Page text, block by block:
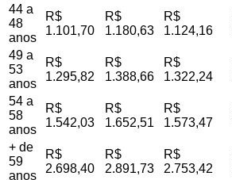
44 a
48
anos
R$
1.101,70
R$
1.180,63
R$
1.124,16
49 a
53
anos
R$
1.295,82
R$
1.388,66
R$
1.322,24
54 a
58
anos
R$
1.542,03
R$
1.652,51
R$
1.573,47
+ de
59
anos
R$
2.698,40
R$
2.891,73
R$
2.753,42